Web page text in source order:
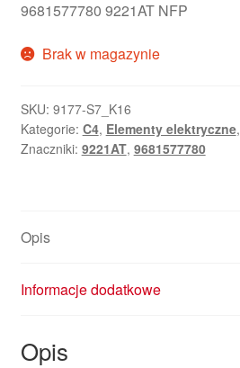
9681577780 9221AT NFP
Brak w magazynie
SKU: 9177-S7_K16
Kategorie: C4, Elementy elektryczne,
Znaczniki: 9221AT, 9681577780
Opis
Informacje dodatkowe
Opis